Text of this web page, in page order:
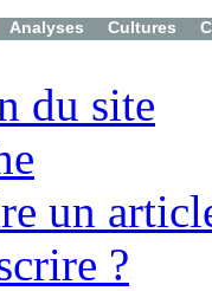
Analyses Cultures
du site
un
?